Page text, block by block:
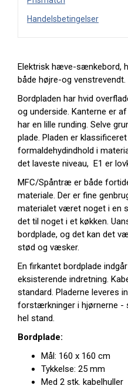
Handelsbetingelser
Elektrisk hæve-sænkebord,
både højre-og venstrevendt.
Bordpladen har hvid
og underside. Kanterne er
har en lille runding. Selve
plade. Pladen er
formaldehydindhold i
det laveste niveau, E1 er
MFC/Spåntræ er både
materiale. Der er fine
materialet været noget i en
det til noget i et køkken.
bordplade, og det kan det
stød og væsker.
En firkantet bordplade
eksisterende indretning.
standard. Pladerne leveres
forstærkninger i hjørnerne -
hel stand.
Bordplade:
Mål: 160 x 160 cm
Tykkelse: 25 mm
Med 2 stk. kabelhuller